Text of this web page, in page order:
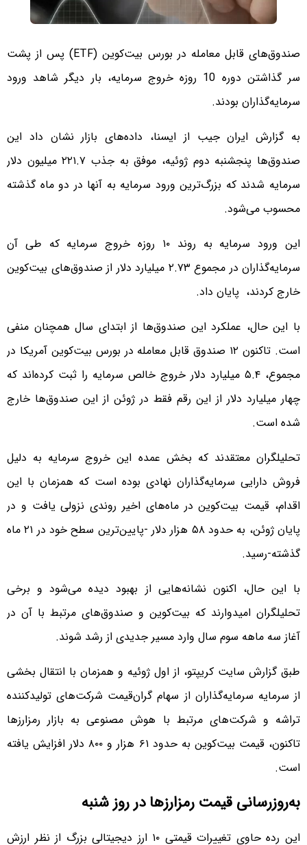
صندوق‌های قابل معامله در بورس بیت‌کوین (ETF) پس از پشت
سر گذاشتن دوره 10 روزه خروج سرمایه، بار دیگر شاهد ورود
سرمایه‌گذاران بودند.
به گزارش ایران جیب از ایسنا، داده‌های بازار نشان داد این
صندوق‌ها پنجشنبه دوم ژوئیه، موفق به جذب ۲۲۱.۷ میلیون دلار
سرمایه شدند که بزرگ‌ترین ورود سرمایه به آنها در دو ماه گذشته
محسوب می‌شود.
این ورود سرمایه به روند ۱۰ روزه خروج سرمایه که طی آن
سرمایه‌گذاران در مجموع ۲.۷۳ میلیارد دلار از صندوق‌های بیت‌کوین
خارج کردند، ‌ پایان داد.
با این حال، عملکرد این صندوق‌ها از ابتدای سال همچنان منفی
است. تاکنون ۱۲ صندوق قابل معامله در بورس بیت‌کوین آمریکا در
مجموع، ۵.۴ میلیارد دلار خروج خالص سرمایه را ثبت کرده‌اند که
چهار میلیارد دلار از این رقم فقط در ژوئن از این صندوق‌ها خارج
شده است.
تحلیلگران معتقدند که بخش عمده این خروج سرمایه به دلیل
فروش دارایی سرمایه‌گذاران نهادی بوده است که همزمان با این
اقدام، قیمت بیت‌کوین در ماه‌های اخیر روندی نزولی یافت و در
پایان ژوئن، به حدود ۵۸ هزار دلار -پایین‌ترین سطح خود در ۲۱ ماه
گذشته-رسید.
با این حال، اکنون نشانه‌هایی از بهبود دیده می‌شود و برخی
تحلیلگران امیدوارند که بیت‌کوین و صندوق‌های مرتبط با آن در
آغاز سه‌ ماهه سوم سال وارد مسیر جدیدی از رشد شوند.
طبق گزارش سایت کریپتو، از اول ژوئیه و همزمان با انتقال بخشی
از سرمایه سرمایه‌گذاران از سهام گران‌قیمت شرکت‌های تولیدکننده
تراشه و شرکت‌های مرتبط با هوش مصنوعی به بازار رمزارزها
تاکنون، قیمت بیت‌کوین به حدود ۶۱ هزار و ۸۰۰ دلار افزایش یافته
است.
به‌روزرسانی قیمت رمزارزها در روز شنبه
این رده حاوی تغییرات قیمتی ۱۰ ارز دیجیتالی بزرگ از نظر ارزش